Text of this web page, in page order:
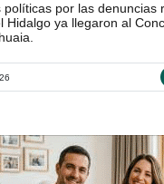
políticas por las denuncias
Hidalgo ya llegaron al